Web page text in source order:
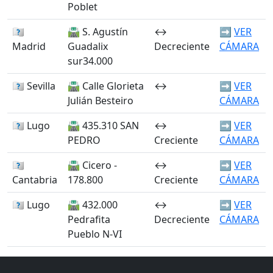
Poblet
🏴󠁭󠁶󠁳󠁣󠁿
Madrid
🛣️ S. Agustín
Guadalix
sur34.000
↔️
Decreciente
➡️ VER
CÁMARA
🏴󠁭󠁶󠁳󠁣󠁿 Sevilla
🛣️ Calle Glorieta
Julián Besteiro
↔️ ➡️ VER
CÁMARA
🏴󠁭󠁶󠁳󠁣󠁿 Lugo
🛣️ 435.310 SAN
PEDRO
↔️
Creciente
➡️ VER
CÁMARA
🏴󠁭󠁶󠁳󠁣󠁿
Cantabria
🛣️ Cicero -
178.800
↔️
Creciente
➡️ VER
CÁMARA
🏴󠁭󠁶󠁳󠁣󠁿 Lugo
🛣️ 432.000
Pedrafita
Pueblo N-VI
↔️
Decreciente
➡️ VER
CÁMARA